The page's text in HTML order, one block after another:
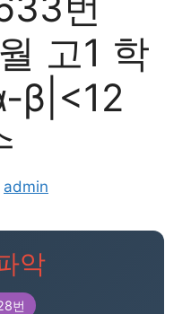
고1 학
β|<12
admin
악
번